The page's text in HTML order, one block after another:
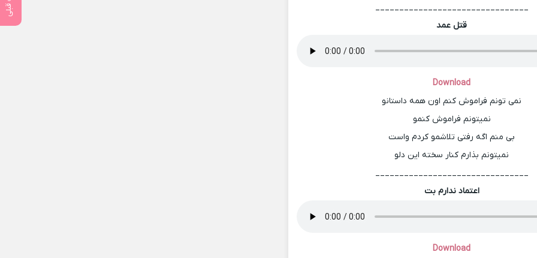
________________________________
قتل عمد
Download
نمی تونم فراموش کنم اون همه داستانو
نمیتونم فراموش کنمو
بی منم اگه رفتی تلاشمو کردم واست
نمیتونم بذارم کنار سخته این دلو
________________________________
اعتماد ندارم بت
Download